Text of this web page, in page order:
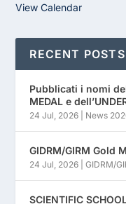
View Calendar
RECENT POSTS
Pubblicati i nomi
MEDAL e
24 Jul, 2026 News
GIDRM/GIRM Gold
24 Jul, 2026 |GIDRM/
SCIENTIFIC